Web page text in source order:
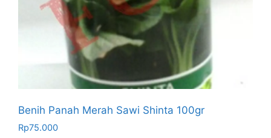
Benih Panah Merah Sawi Shinta 100gr
Rp75.000